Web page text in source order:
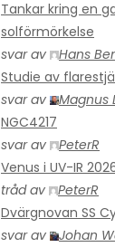
Tankar kring en
solförmörkelse
svar av
Hans
Studie av
svar av
Magnus
NGC4217
svar av
PeterR
Venus i UV-IR
tråd av
PeterR
Dvärgnovan SS
svar av
Johan